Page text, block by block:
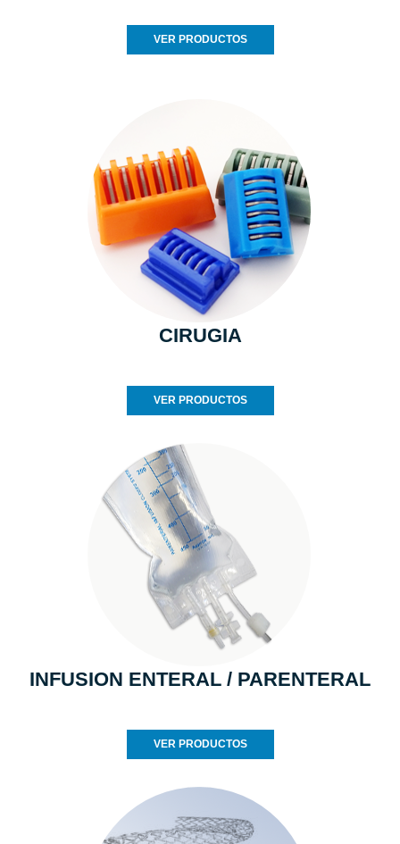
VER PRODUCTOS
CIRUGIA
VER PRODUCTOS
INFUSION ENTERAL / PARENTERAL
VER PRODUCTOS